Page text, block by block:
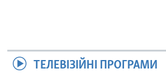
ТЕЛЕВІЗІЙНІ ПРОГРАМИ